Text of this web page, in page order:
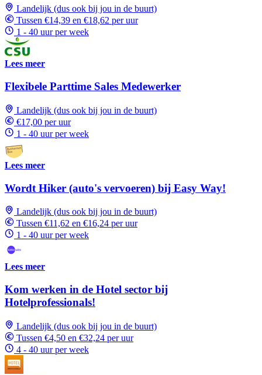
Landelijk (dus ook bij jou in de buurt)
Tussen €14,39 en €18,62 per uur
1 - 40 uur per week
Lees meer
Flexibele Parttime Sales Medewerker
Landelijk (dus ook bij jou in de buurt)
€17,00 per uur
1 - 40 uur per week
Lees meer
Wordt Hiker (auto's vervoeren) bij Easy Way!
Landelijk (dus ook bij jou in de buurt)
Tussen €11,62 en €16,24 per uur
1 - 40 uur per week
Lees meer
Kom werken in de Hotel sector bij
Hotelprofessionals!
Landelijk (dus ook bij jou in de buurt)
Tussen €4,50 en €32,24 per uur
4 - 40 uur per week